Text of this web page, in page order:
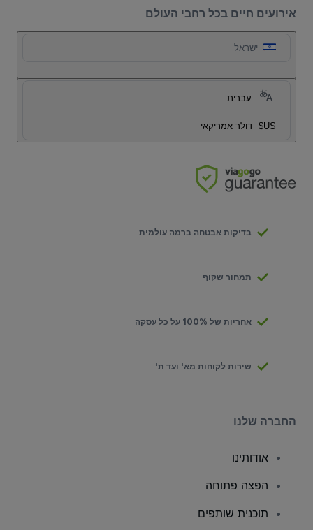
אירועים חיים בכל רחבי העולם
ישראל
עברית
US$ דולר אמריקאי
בדיקות אבטחה ברמה עולמית
תמחור שקוף
אחריות של 100% על כל עסקה
שירות לקוחות מא' ועד ת'
החברה שלנו
אודותינו
הפצה פתוחה
תוכנית שותפים